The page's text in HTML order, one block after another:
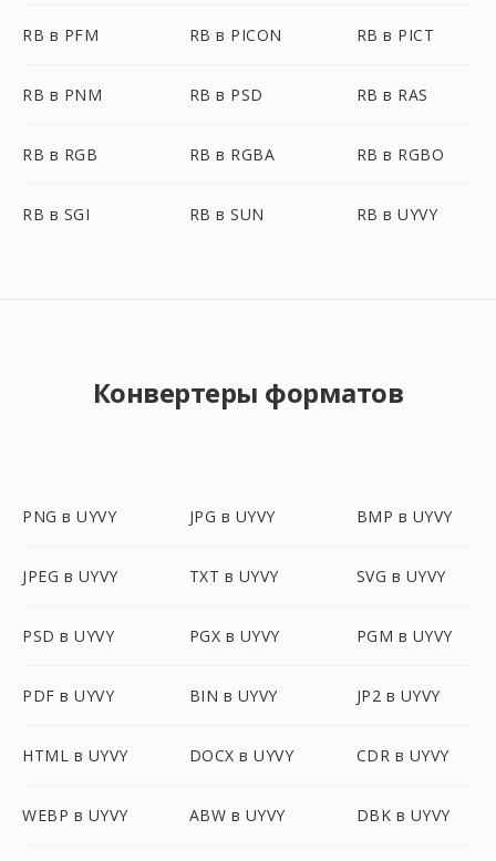
RB в PFM RB в PICON RB в PICT
RB в PNM RB в PSD RB в RAS
RB в RGB RB в RGBA RB в RGBO
RB в SGI RB в SUN RB в UYVY
Конвертеры форматов
PNG в UYVY JPG в UYVY BMP в UYVY
JPEG в UYVY TXT в UYVY SVG в UYVY
PSD в UYVY PGX в UYVY PGM в UYVY
PDF в UYVY BIN в UYVY JP2 в UYVY
HTML в UYVY DOCX в UYVY CDR в UYVY
WEBP в UYVY ABW в UYVY DBK в UYVY